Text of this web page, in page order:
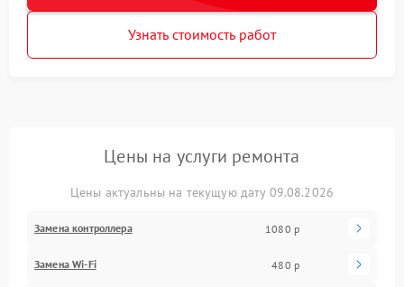
Узнать стоимость работ
Цены на услуги ремонта
Цены актуальны на текущую дату 09.08.2026
Замена контроллера 1080 р
Замена Wi-Fi 480 р